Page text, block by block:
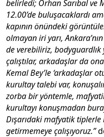
belirledi; Orhan Sarıbal ve
12.00’de buluşacaklardı
kapının önündeki
olmayan iri yarı,
de verebiliriz,
çalıştılar, arkadaşlar da
Kemal Bey’le ‘arkadaşlar
kurultay talebi var,
zorba bir yöntemle,
kurultayı konuşmadan
Dışarıdaki mafyatik tiplerle
getirmemeye çalışıyoruz.”